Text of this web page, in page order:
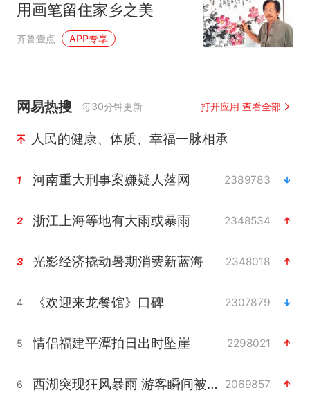
用画笔留住家乡之美
齐鲁壹点 APP专享
网易热搜 每30分钟更新 打开应用 查看全部
人民的健康、体质、幸福一脉相承
1 河南重大刑事案嫌疑人落网 2389783
2 浙江上海等地有大雨或暴雨 2348534
3 光影经济撬动暑期消费新蓝海 2348018
4 《欢迎来龙餐馆》口碑 2307879
5 情侣福建平潭拍日出时坠崖 2298021
6 西湖突现狂风暴雨 游客瞬间被浇透 2069857